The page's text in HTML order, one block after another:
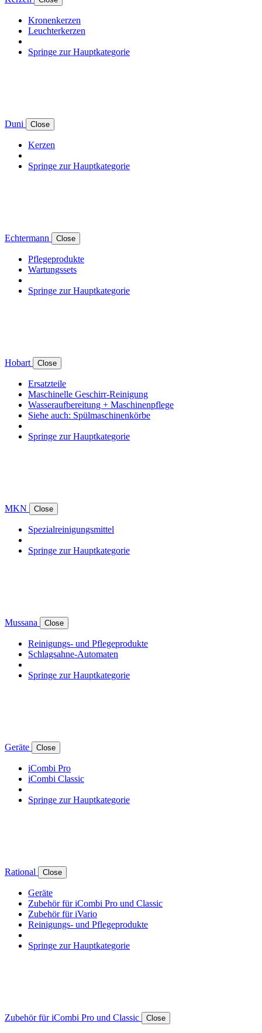
Kronenkerzen
Leuchterkerzen
Springe zur Hauptkategorie
Duni Close
Kerzen
Springe zur Hauptkategorie
Echtermann Close
Pflegeprodukte
Wartungssets
Springe zur Hauptkategorie
Hobart Close
Ersatzteile
Maschinelle Geschirr-Reinigung
Wasseraufbereitung + Maschinenpflege
Siehe auch: Spülmaschinenkörbe
Springe zur Hauptkategorie
MKN Close
Spezialreinigungsmittel
Springe zur Hauptkategorie
Mussana Close
Reinigungs- und Pflegeprodukte
Schlagsahne-Automaten
Springe zur Hauptkategorie
Geräte Close
iCombi Pro
iCombi Classic
Springe zur Hauptkategorie
Rational Close
Geräte
Zubehör für iCombi Pro und Classic
Zubehör für iVario
Reinigungs- und Pflegeprodukte
Springe zur Hauptkategorie
Zubehör für iCombi Pro und Classic Close